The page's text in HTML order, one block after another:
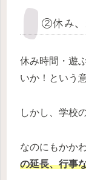
②休み、
休み時間・遊
いか！という
しかし、学校
なのにもかか
の延長、行事